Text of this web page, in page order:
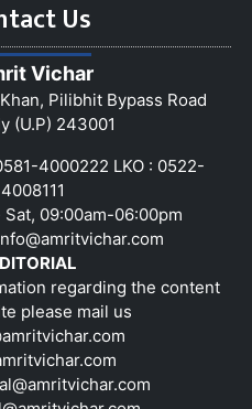
Us
Vichar
Pilibhit Bypass Road
(U.P) 243001
4000222 LKO : 0522-
4008111
09:00am-06:00pm
regarding the content
please mail us